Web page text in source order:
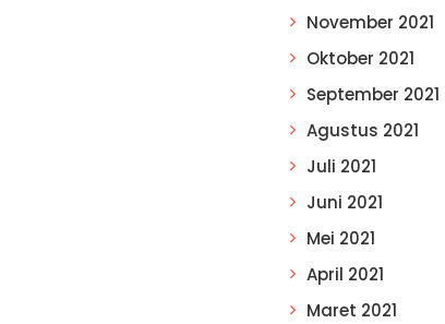
November 2021
Oktober 2021
September 2021
Agustus 2021
Juli 2021
Juni 2021
Mei 2021
April 2021
Maret 2021